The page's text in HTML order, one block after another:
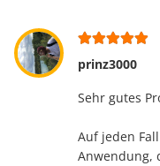
prinz3000
Sehr gutes
Auf jeden
Anwendung,